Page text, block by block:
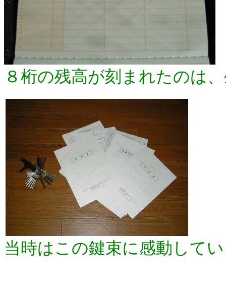
８桁の残高が刻まれたのは
当時はこの鍵束に感動して